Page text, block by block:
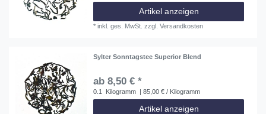
Artikel anzeigen
*inkl. ges. MwSt. zzgl.Versandkosten
Sylter Sonntagstee Superior Blend
ab 8,50 € *
0.1 Kilogramm | 85,00 € / Kilogramm
Artikel anzeigen